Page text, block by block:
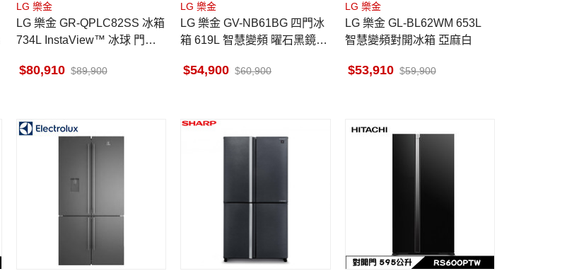
LG 樂金
LG 樂金 GR-QPLC82SS 冰箱
734L InstaView™ 冰球 門中
80,910 89,900
LG 樂金
LG 樂金 GV-NB61BG 四門冰
箱 619L 智慧變頻 曜石黑鏡面
54,900 60,900
LG 樂金
LG 樂金 GL-BL62WM 653L
智慧變頻對開冰箱 亞麻白
53,910 59,900